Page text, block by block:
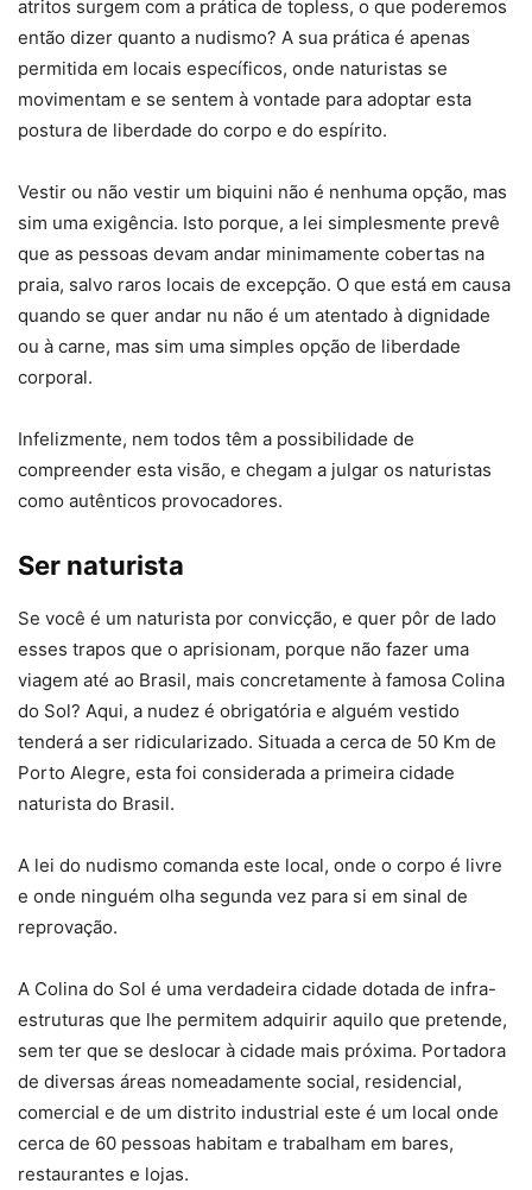
atritos surgem com a prática de topless, o que poderemos
então dizer quanto a nudismo? A sua prática é apenas
permitida em locais específicos, onde naturistas se
movimentam e se sentem à vontade para adoptar esta
postura de liberdade do corpo e do espírito.
Vestir ou não vestir um biquini não é nenhuma opção, mas
sim uma exigência. Isto porque, a lei simplesmente prevê
que as pessoas devam andar minimamente cobertas na
praia, salvo raros locais de excepção. O que está em causa
quando se quer andar nu não é um atentado à dignidade
ou à carne, mas sim uma simples opção de liberdade
corporal.
Infelizmente, nem todos têm a possibilidade de
compreender esta visão, e chegam a julgar os naturistas
como autênticos provocadores.
Ser naturista
Se você é um naturista por convicção, e quer pôr de lado
esses trapos que o aprisionam, porque não fazer uma
viagem até ao Brasil, mais concretamente à famosa Colina
do Sol? Aqui, a nudez é obrigatória e alguém vestido
tenderá a ser ridicularizado. Situada a cerca de 50 Km de
Porto Alegre, esta foi considerada a primeira cidade
naturista do Brasil.
A lei do nudismo comanda este local, onde o corpo é livre
e onde ninguém olha segunda vez para si em sinal de
reprovação.
A Colina do Sol é uma verdadeira cidade dotada de infra-
estruturas que lhe permitem adquirir aquilo que pretende,
sem ter que se deslocar à cidade mais próxima. Portadora
de diversas áreas nomeadamente social, residencial,
comercial e de um distrito industrial este é um local onde
cerca de 60 pessoas habitam e trabalham em bares,
restaurantes e lojas.